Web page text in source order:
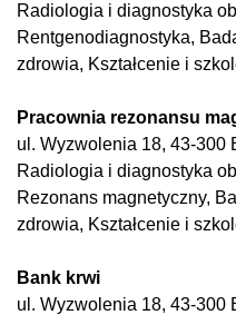
Radiologia i diagnostyka
Rentgenodiagnostyka,
zdrowia, Kształcenie i
Pracownia rezonansu
ul. Wyzwolenia 18, 43-300
Radiologia i diagnostyka
Rezonans magnetyczny,
zdrowia, Kształcenie i
Bank krwi
ul. Wyzwolenia 18, 43-300